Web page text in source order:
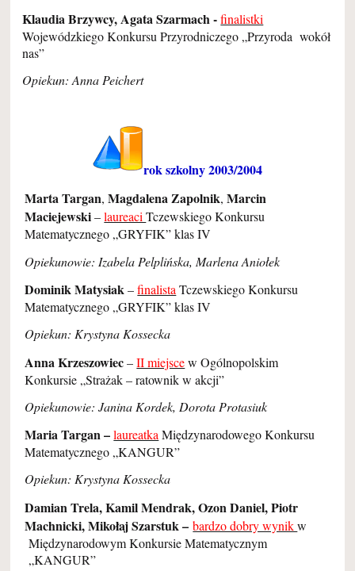
Klaudia Brzywcy, Agata Szarmach -finalistki
Wojewódzkiego Konkursu Przyrodniczego „Przyroda wokół
nas”
Opiekun: Anna Peichert
rok szkolny 2003/2004
Marta Targan,Magdalena Zapolnik,Marcin
Maciejewski–laureaciTczewskiego Konkursu
Matematycznego „GRYFIK” klas IV
Opiekunowie: Izabela Pelplińska, Marlena Aniołek
Dominik Matysiak–finalista Tczewskiego Konkursu
Matematycznego „GRYFIK” klas IV
Opiekun: Krystyna Kossecka
Anna Krzeszowiec–II miejscew Ogólnopolskim
Konkursie „Strażak – ratownik w akcji”
Opiekunowie: Janina Kordek, Dorota Protasiuk
Maria Targan –laureatka Międzynarodowego Konkursu
Matematycznego „KANGUR”
Opiekun: Krystyna Kossecka
Damian Trela, Kamil Mendrak, Ozon Daniel, Piotr
Machnicki, Mikołaj Szarstuk – bardzo dobry wynikw
Międzynarodowym Konkursie Matematycznym
„KANGUR”